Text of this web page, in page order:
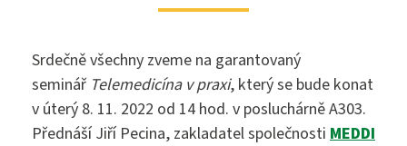
SZŠ
Srdečně všechny zveme na garantovaný
seminář Telemedicína v praxi, který se bude konat
v úterý 8. 11. 2022 od 14 hod. v posluchárně A303.
Přednáší Jiří Pecina, zakladatel společnosti MEDDI